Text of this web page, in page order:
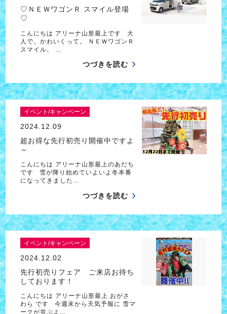
♡ＮＥＷワゴンＲ スマイル登場
♡
こんにちは アリーナ山形最上です 大
人で。かわいくって。 ＮＥＷワゴンＲ
スマイル。 …
つづきを読む
イベント/キャンペーン
2024.12.09
超お得な先行初売り開催中ですよ
～
こんにちは アリーナ山形最上のあだち
です 雪が降り始めていよいよ冬本番
になってきました…
つづきを読む
イベント/キャンペーン
2024.12.02
先行初売りフェア ご来店お待ち
しております！
こんにちは アリーナ山形最上 おがさ
わら です 今週末から天気予報に 雪マ
ークが並ぶよ…